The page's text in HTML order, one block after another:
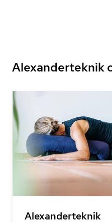
Alexanderteknik
Alexanderteknik